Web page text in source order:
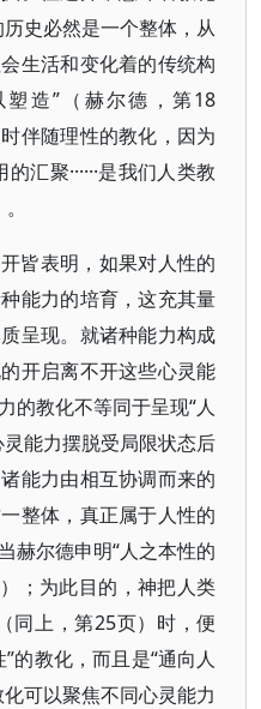
史必然是一个整体，从
生活和变化着的传统构
造”（赫尔德，第18
伴随理性的教化，因为
汇聚······是我们人类教
皆表明，如果对人性的
能力的培育，这充其量
呈现。就诸种能力构成
开启离不开这些心灵能
的教化不等同于呈现“人
能力摆脱受局限状态后
能力由相互协调而来的
整体，真正属于人性的
赫尔德申明“人之本性的
；为此目的，神把人类
同上，第25页）时，便
的教化，而且是“通向人
可以聚焦不同心灵能力